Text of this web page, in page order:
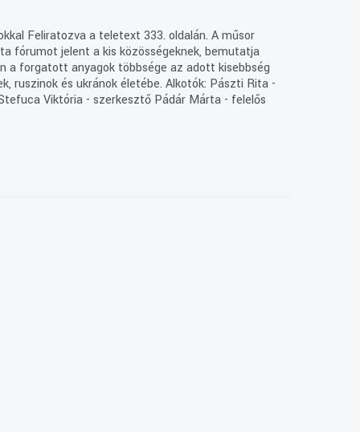
Feliratozva a teletext 333. oldalán. A műsor
fórumot jelent a kis közösségeknek, bemutatja
a forgatott anyagok többsége az adott kisebbség
ruszinok és ukránok életébe. Alkotók: Pászti Rita -
Viktória - szerkesztő Pádár Márta - felelős